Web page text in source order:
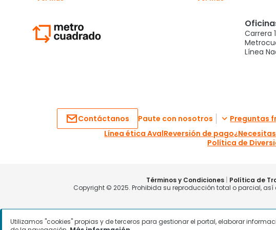
Utilizamos "cookies" propias y de terceros para gestionar el portal, elaborar